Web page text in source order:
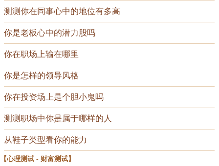
测测你在同事心中的地位有多高
你是老板心中的潜力股吗
你在职场上输在哪里
你是怎样的领导风格
你在投资场上是个胆小鬼吗
测测职场中你是属于哪样的人
从鞋子类型看你的能力
【心理测试 - 财富测试】